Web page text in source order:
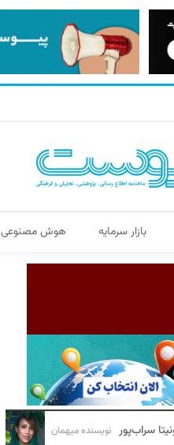
بازار سرمایه هوش مصنوعی
سراب‌پور نویسنده میهمان